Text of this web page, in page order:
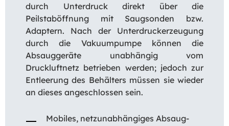
durch Unterdruck direkt über die
Peilstaböffnung mit Saugsonden bzw.
Adaptern. Nach der Unterdruckerzeugung
durch die Vakuumpumpe können die
Absauggeräte unabhängig vom
Druckluftnetz betrieben werden; jedoch zur
Entleerung des Behälters müssen sie wieder
an dieses angeschlossen sein.
Mobiles, netzunabhängiges Absaug-